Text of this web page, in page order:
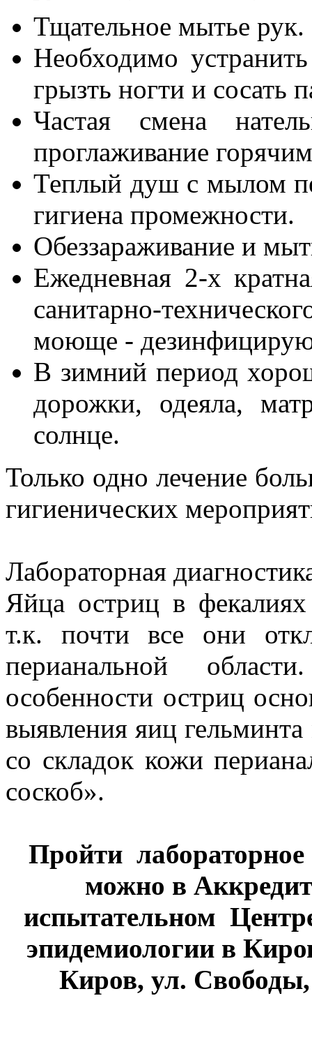
Тщательное мытье рук.
Необходимо
грызть ногти и сосать
Частая смена
проглаживание
Теплый душ с мылом
гигиена промежности.
Обеззараживание и
Ежедневная 2-х
санитарно-
моюще -
В зимний период
дорожки, одеяла,
солнце.
Только одно лечение
гигиенических
Лабораторная
Яйца остриц в
т.к. почти все они
перианальной
особенности остриц
выявления яиц
со складок кожи
соскоб».
Пройти лабораторное
можно в
испытательном
эпидемиологии в
Киров, ул.